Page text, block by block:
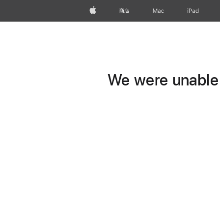
Apple 商店 Mac iPad
We were